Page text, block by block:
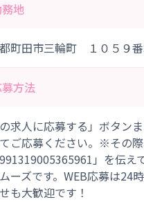
地
町田市三輪町 １０５９番
方法
の求人に応募する」ボタン
ご応募ください。※その
」を伝え
ーズです。WEB応募は24
も大歓迎です！